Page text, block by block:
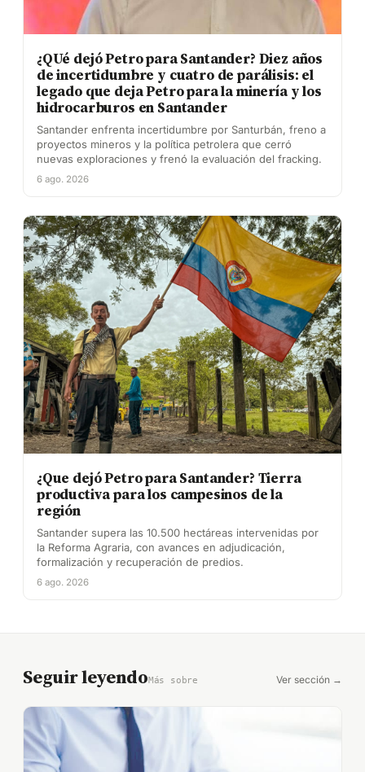
¿QUé dejó Petro para Santander? Diez años
de incertidumbre y cuatro de parálisis: el
legado que deja Petro para la minería y los
hidrocarburos en Santander
Santander enfrenta incertidumbre por Santurbán, freno a
proyectos mineros y la política petrolera que cerró
nuevas exploraciones y frenó la evaluación del fracking.
6 ago. 2026
¿Que dejó Petro para Santander? Tierra
productiva para los campesinos de la
región
Santander supera las 10.500 hectáreas intervenidas por
la Reforma Agraria, con avances en adjudicación,
formalización y recuperación de predios.
6 ago. 2026
Seguir leyendoMás sobre Ver sección →